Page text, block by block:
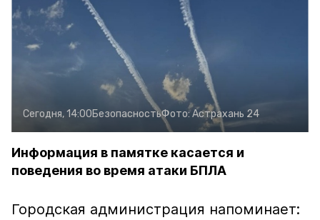
Сегодня, 14:00БезопасностьФото:Астрахань 24
Информация в памятке касается и
поведения во время атаки БПЛА
Городская администрация напоминает: